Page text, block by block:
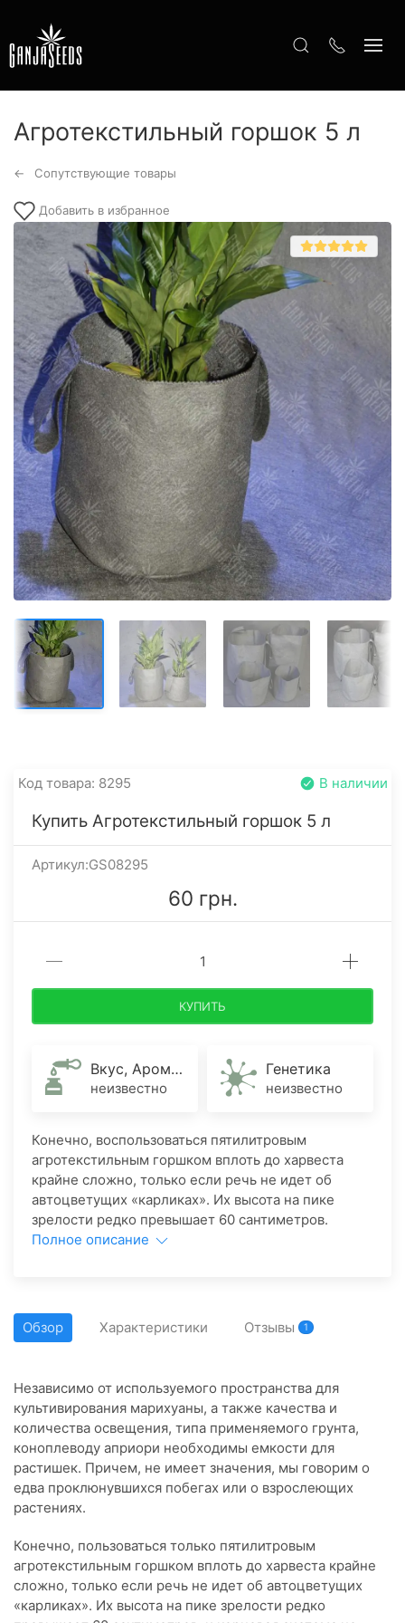
Агротекстильный горшок 5 л
Сопутствующие товары
Добавить в избранное
Код товара: 8295 В наличии
Купить Агротекстильный горшок 5 л
Артикул:GS08295
60 грн.
КУПИТЬ
Вкус, Аромат
неизвестно
Генетика
неизвестно
Конечно, воспользоваться пятилитровым
агротекстильным горшком вплоть до харвеста
крайне сложно, только если речь не идет об
автоцветущих «карликах». Их высота на пике
зрелости редко превышает 60 сантиметров.
Полное описание
Обзор Характеристики Отзывы 1
Независимо от используемого пространства для
культивирования марихуаны, а также качества и
количества освещения, типа применяемого грунта,
коноплеводу априори необходимы емкости для
растишек. Причем, не имеет значения, мы говорим о
едва проклюнувшихся побегах или о взрослеющих
растениях.
Конечно, пользоваться только пятилитровым
агротекстильным горшком вплоть до харвеста крайне
сложно, только если речь не идет об автоцветущих
«карликах». Их высота на пике зрелости редко